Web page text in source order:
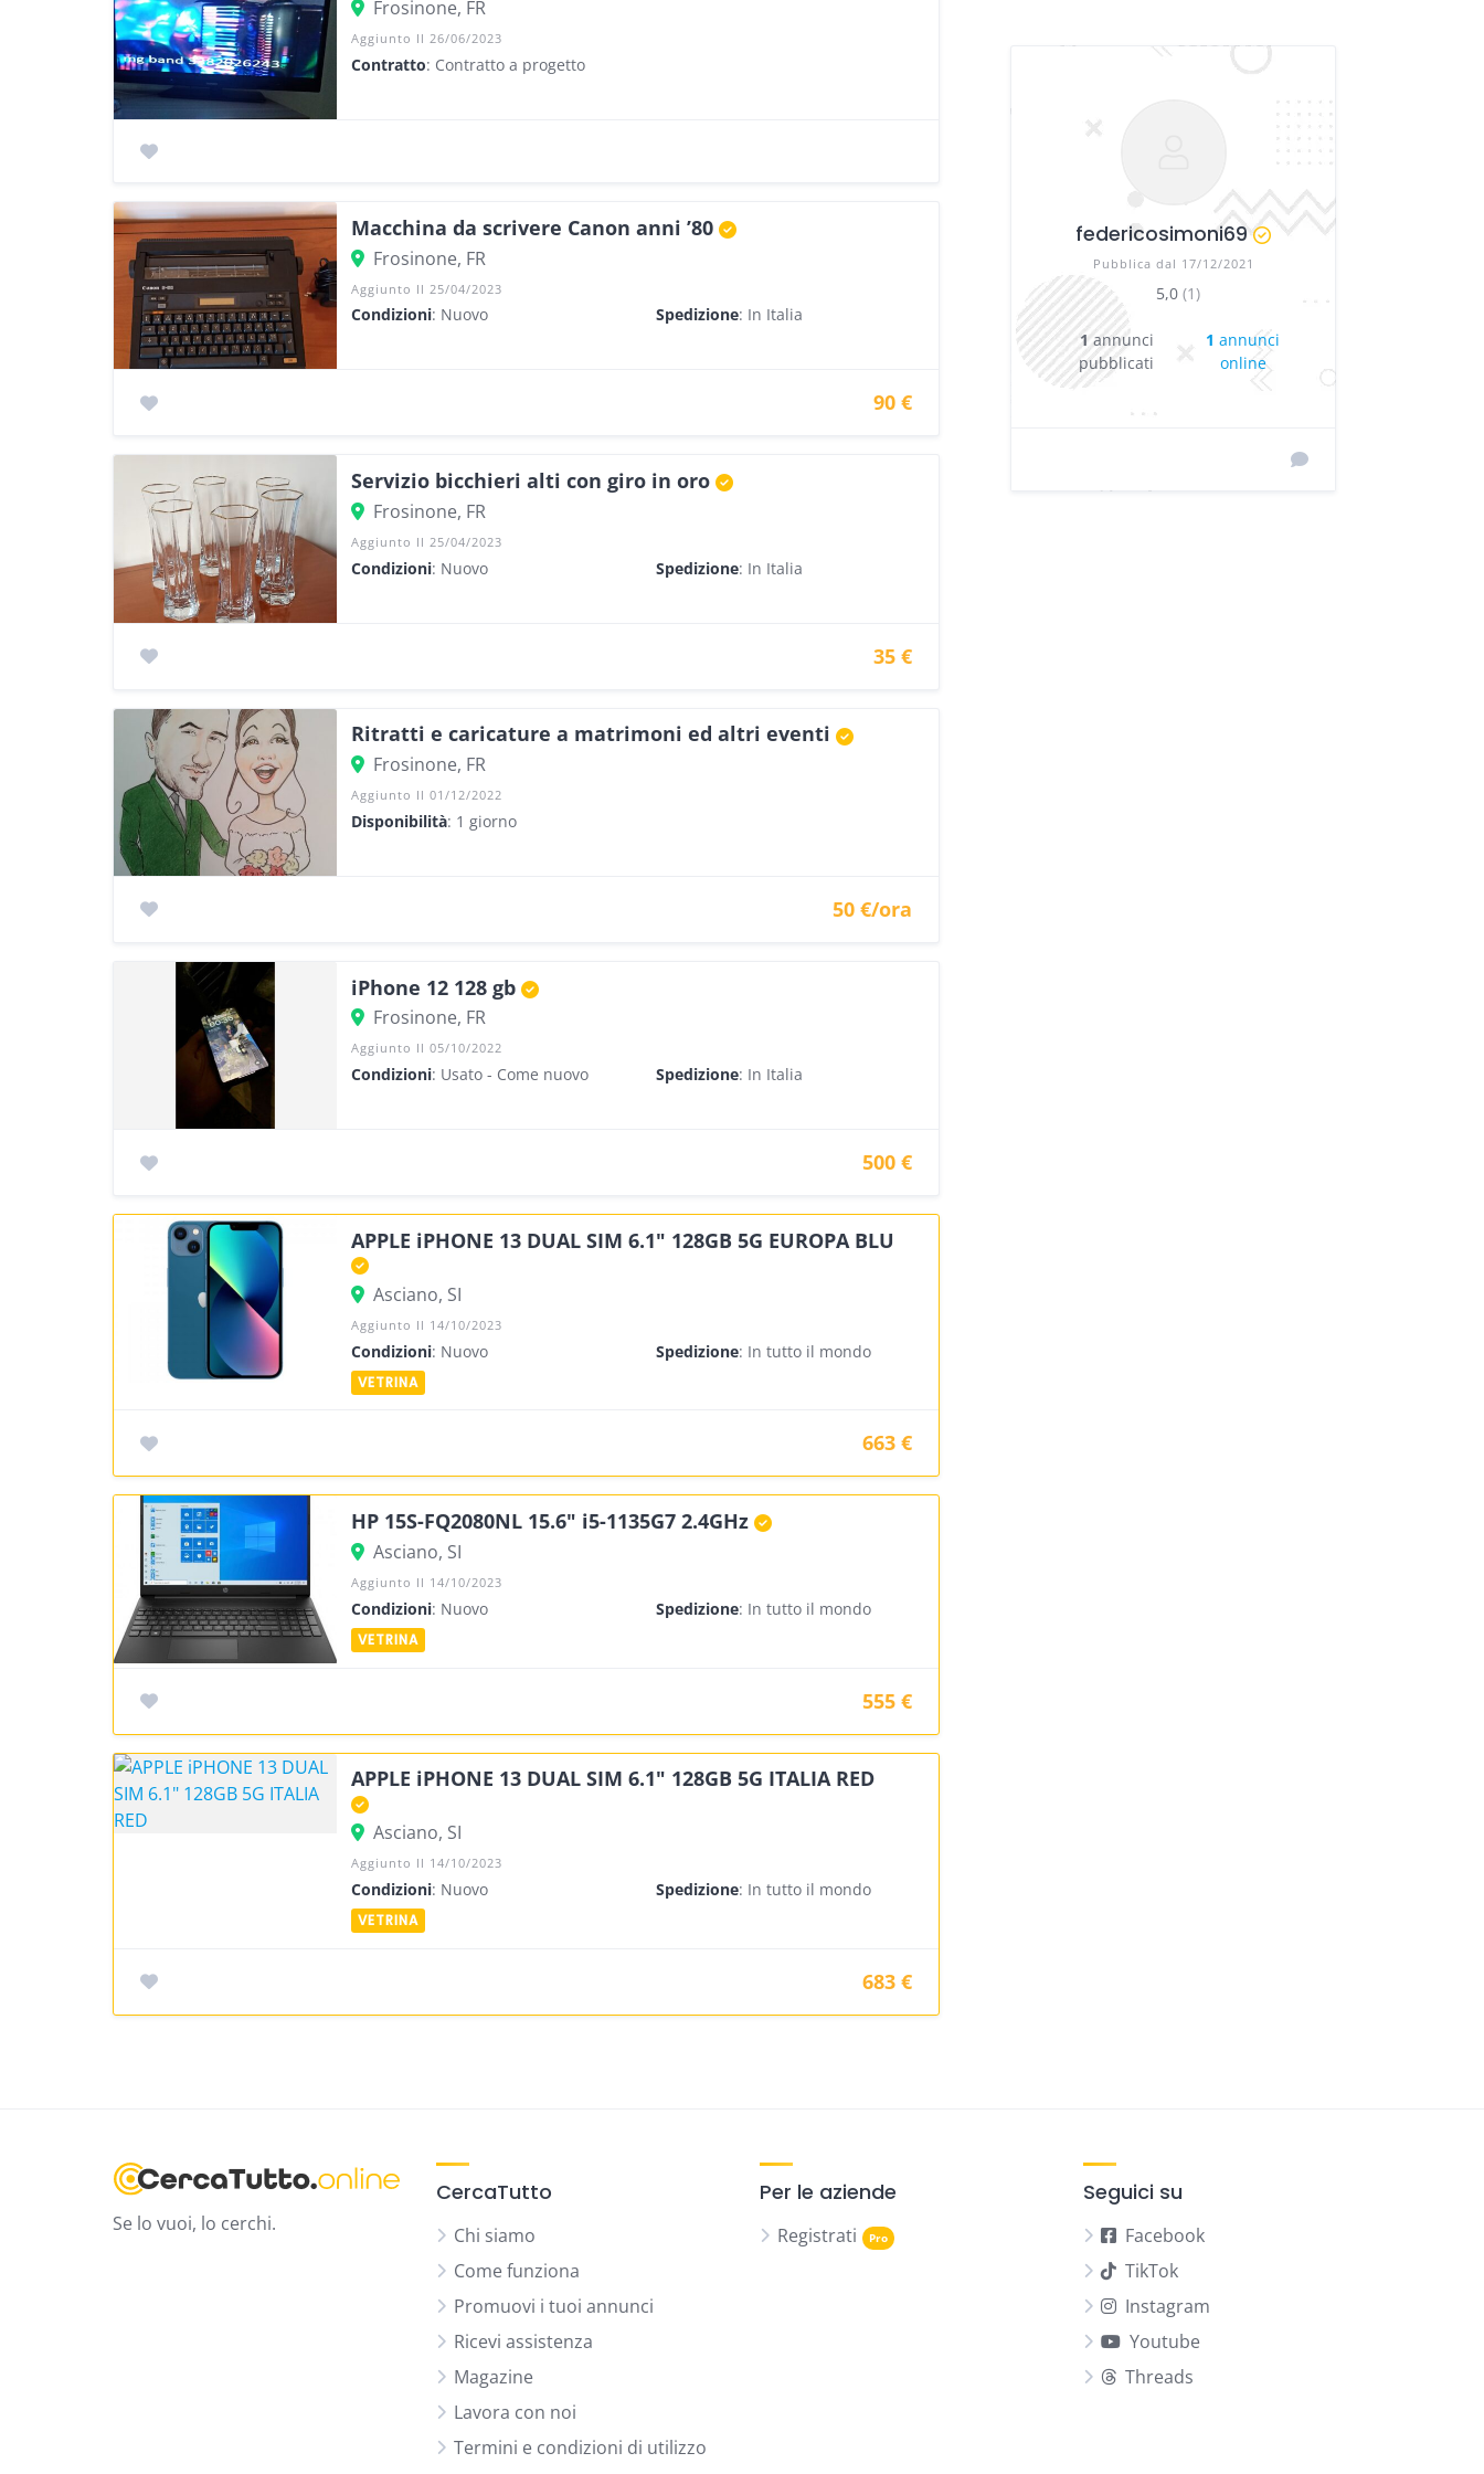
Frosinone, FR
Aggiunto Il 26/06/2023
Contratto: Contratto a progetto
Macchina da scrivere Canon anni ’80
Frosinone, FR
Aggiunto Il 25/04/2023
Condizioni: Nuovo Spedizione: In Italia
90 €
Servizio bicchieri alti con giro in oro
Frosinone, FR
Aggiunto Il 25/04/2023
Condizioni: Nuovo Spedizione: In Italia
35 €
Ritratti e caricature a matrimoni ed altri eventi
Frosinone, FR
Aggiunto Il 01/12/2022
Disponibilità: 1 giorno
50 €/ora
iPhone 12 128 gb
Frosinone, FR
Aggiunto Il 05/10/2022
Condizioni: Usato - Come nuovo Spedizione: In Italia
500 €
APPLE iPHONE 13 DUAL SIM 6.1" 128GB 5G EUROPA BLU
Asciano, SI
Aggiunto Il 14/10/2023
Condizioni: Nuovo Spedizione: In tutto il mondo
663 €
HP 15S-FQ2080NL 15.6" i5-1135G7 2.4GHz
Asciano, SI
Aggiunto Il 14/10/2023
Condizioni: Nuovo Spedizione: In tutto il mondo
555 €
APPLE iPHONE 13 DUAL SIM 6.1" 128GB 5G ITALIA RED
Asciano, SI
Aggiunto Il 14/10/2023
Condizioni: Nuovo Spedizione: In tutto il mondo
683 €
federicosimoni69
Pubblica dal 17/12/2021
5,0 (1)
1 annunci
pubblicati
1 annunci
online
Se lo vuoi, lo cerchi.
CercaTutto
Chi siamo
Come funziona
Promuovi i tuoi annunci
Ricevi assistenza
Magazine
Lavora con noi
Termini e condizioni di utilizzo
Per le aziende
Registrati
Seguici su
Facebook
TikTok
Instagram
Youtube
Threads